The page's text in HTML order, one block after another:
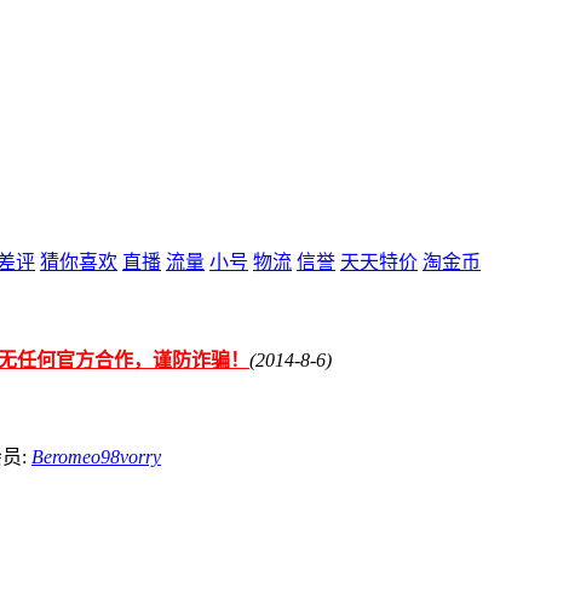
评 猜你喜欢 直播 流量 小号 物流 信誉 天天特价 淘金币
任何官方合作，谨防诈骗！ (2014-8-6)
: Beromeo98vorry